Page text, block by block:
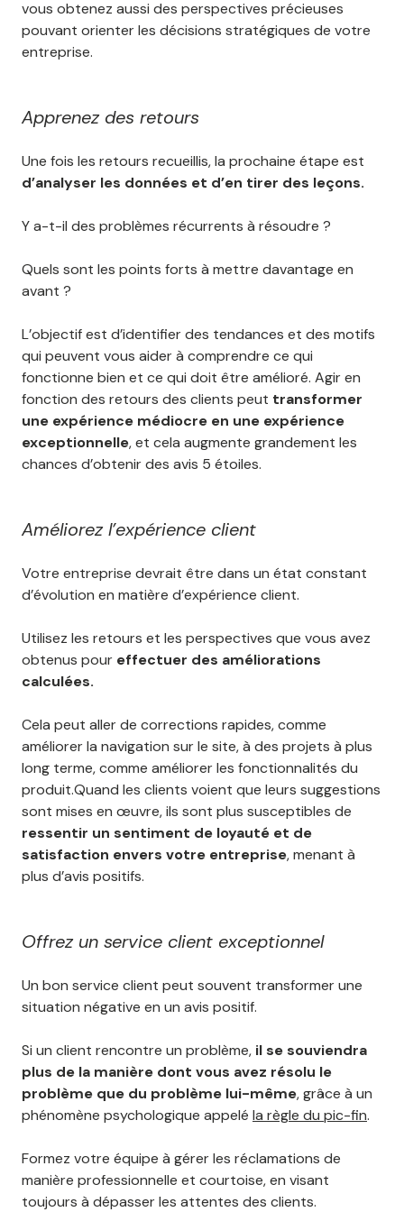
vous obtenez aussi des perspectives précieuses
pouvant orienter les décisions stratégiques de votre
entreprise.
Apprenez des retours
Une fois les retours recueillis, la prochaine étape est
d’analyser les données et d’en tirer des leçons.
Y a-t-il des problèmes récurrents à résoudre ?
Quels sont les points forts à mettre davantage en
avant ?
L’objectif est d’identifier des tendances et des motifs
qui peuvent vous aider à comprendre ce qui
fonctionne bien et ce qui doit être amélioré. Agir en
fonction des retours des clients peut transformer
une expérience médiocre en une expérience
exceptionnelle, et cela augmente grandement les
chances d’obtenir des avis 5 étoiles.
Améliorez l’expérience client
Votre entreprise devrait être dans un état constant
d’évolution en matière d’expérience client.
Utilisez les retours et les perspectives que vous avez
obtenus pour effectuer des améliorations
calculées.
Cela peut aller de corrections rapides, comme
améliorer la navigation sur le site, à des projets à plus
long terme, comme améliorer les fonctionnalités du
produit.Quand les clients voient que leurs suggestions
sont mises en œuvre, ils sont plus susceptibles de
ressentir un sentiment de loyauté et de
satisfaction envers votre entreprise, menant à
plus d’avis positifs.
Offrez un service client exceptionnel
Un bon service client peut souvent transformer une
situation négative en un avis positif.
Si un client rencontre un problème, il se souviendra
plus de la manière dont vous avez résolu le
problème que du problème lui-même, grâce à un
phénomène psychologique appelé la règle du pic-fin.
Formez votre équipe à gérer les réclamations de
manière professionnelle et courtoise, en visant
toujours à dépasser les attentes des clients.